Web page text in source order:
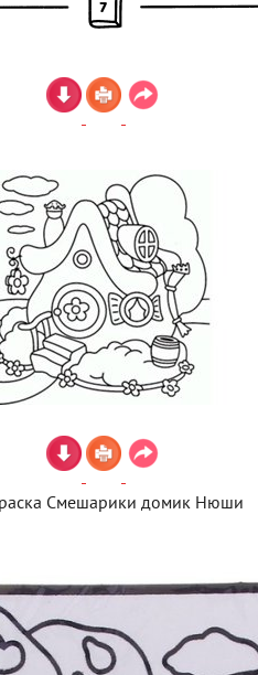
Смешарики домик Нюши